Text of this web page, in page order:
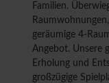
Familien.
geräumige 4-
Angebot. Unsere
Erholung und
großzügige